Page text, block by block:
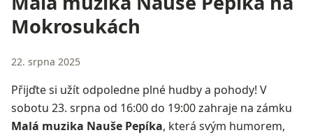
Mokrosukách
22. srpna 2025
Přijďte si užít odpoledne plné hudby a pohody! V
sobotu 23. srpna od 16:00 do 19:00 zahraje na zámku
Malá muzika Nauše Pepíka, která svým humorem,